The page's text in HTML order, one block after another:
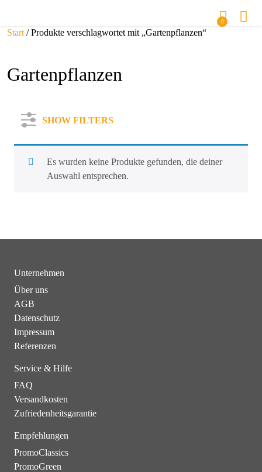
0
Start / Produkte verschlagwortet mit „Gartenpflanzen“
Gartenpflanzen
SHOW FILTERS
Es wurden keine Produkte gefunden, die deiner
Auswahl entsprechen.
Unternehmen
Über uns
AGB
Datenschutz
Impressum
Referenzen
Service & Hilfe
FAQ
Versandkosten
Zufriedenheitsgarantie
Empfehlungen
PromoClassics
PromoGreen